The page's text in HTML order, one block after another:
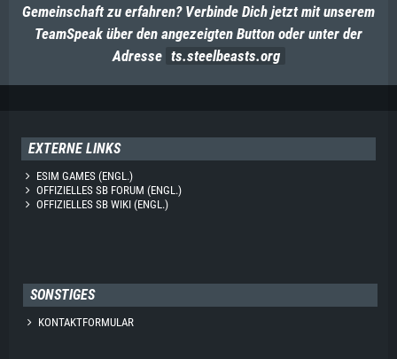
Gemeinschaft zu erfahren? Verbinde Dich jetzt mit unserem
TeamSpeak über den angezeigten Button oder unter der
Adresse ts.steelbeasts.org
EXTERNE LINKS
ESIM GAMES (ENGL.)
OFFIZIELLES SB FORUM (ENGL.)
OFFIZIELLES SB WIKI (ENGL.)
SONSTIGES
KONTAKTFORMULAR